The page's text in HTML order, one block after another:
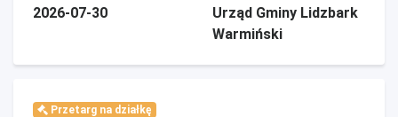
2026-07-30
Urząd Gminy Lidzbark
Warmiński
Przetarg na działkę